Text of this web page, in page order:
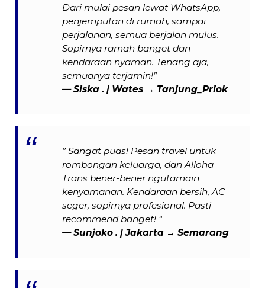
Dari mulai pesan lewat WhatsApp,
penjemputan di rumah, sampai
perjalanan, semua berjalan mulus.
Sopirnya ramah banget dan
kendaraan nyaman. Tenang aja,
semuanya terjamin!”
— Siska . | Wates → Tanjung_Priok
” Sangat puas! Pesan travel untuk
rombongan keluarga, dan Alloha
Trans bener-bener ngutamain
kenyamanan. Kendaraan bersih, AC
seger, sopirnya profesional. Pasti
recommend banget! “
— Sunjoko . | Jakarta → Semarang